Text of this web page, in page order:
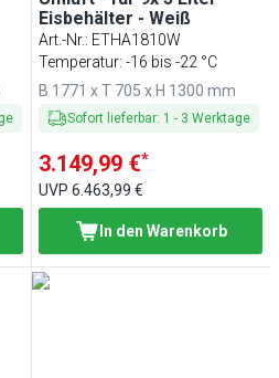
Eisbehälter - Weiß
Art.-Nr.: ETHA1810W
Temperatur: -16 bis -22 °C
B 1771 x T 705 x H 1300 mm
Sofort lieferbar: 1 - 3 Werktage
3.149,99 €*
UVP6.463,99 €
In den Warenkorb